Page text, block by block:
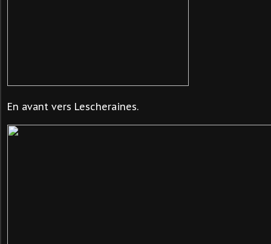
En avant vers Lescheraines.